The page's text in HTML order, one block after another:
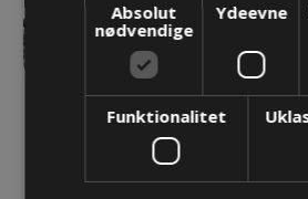
DESCLICK 32B - M32 -
splitbar kabelforskruning -
Absolut
nødvendige
Ydeevne
Funktionalitet